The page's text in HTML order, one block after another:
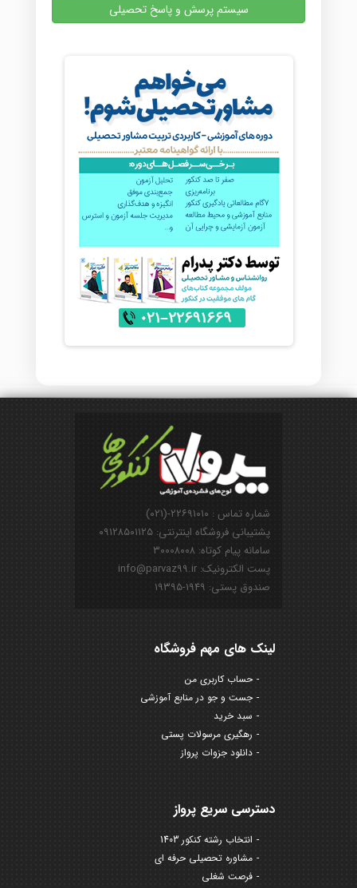
سیستم پرسش و پاسخ تحصیلی
شماره تماس : ۲۲۶۹۱۰۱۰-(۰۲۱)
پشتیبانی فروشگاه اینترنتی: ۰۹۱۲۸۵۰۱۱۲۵
سامانه پیام کوتاه: ۳۰۰۰۸۰۰۸
پست الکترونیک: info@parvaz99.ir
صندوق پستی: ۱۹۴۹-۱۹۳۹۵
لینک های مهم فروشگاه
حساب کاربری من
جست و جو در منابع آموزشی
سبد خرید
رهگیری مرسولات پستی
دانلود جزوات پرواز
دسترسی سریع پرواز
انتخاب رشته کنکور 1403
مشاوره تحصیلی حرفه ای
فرصت شغلی